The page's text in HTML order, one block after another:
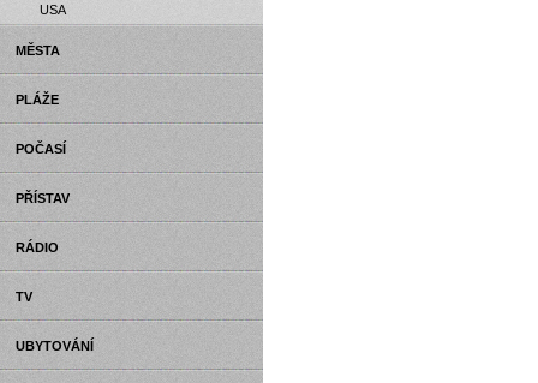
USA
MĚSTA
PLÁŽE
POČASÍ
PŘÍSTAV
RÁDIO
TV
UBYTOVÁNÍ